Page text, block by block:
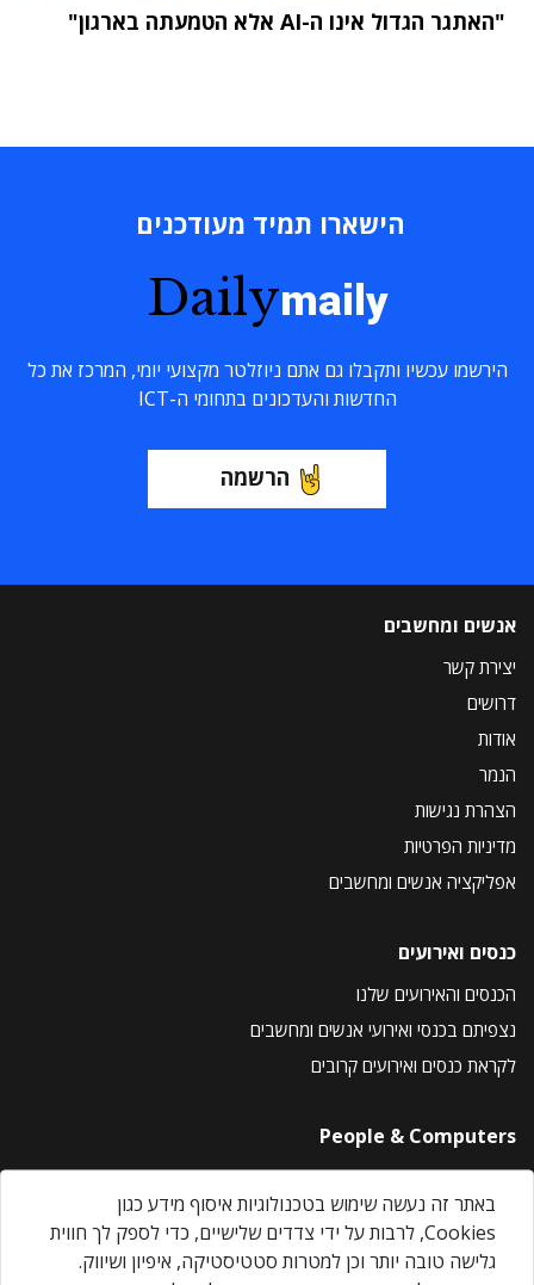
"האתגר הגדול אינו ה-AI אלא הטמעתה בארגון"
הישארו תמיד מעודכנים
Dailymaily
הירשמו עכשיו ותקבלו גם אתם ניוזלטר מקצועי יומי, המרכז את כל
החדשות והעדכונים בתחומי ה-ICT
הרשמה
אנשים ומחשבים
יצירת קשר
דרושים
אודות
הנמר
הצהרת נגישות
מדיניות הפרטיות
אפליקציה אנשים ומחשבים
כנסים ואירועים
הכנסים והאירועים שלנו
נצפיתם בכנסי ואירועי אנשים ומחשבים
לקראת כנסים ואירועים קרובים
People & Computers
About Us
Privacy Policy
Contact Us
באתר זה נעשה שימוש בטכנולוגיות איסוף מידע כגון
Cookies, לרבות על ידי צדדים שלישיים, כדי לספק לך חווית
גלישה טובה יותר וכן למטרות סטטיסטיקה, איפיון ושיווק.